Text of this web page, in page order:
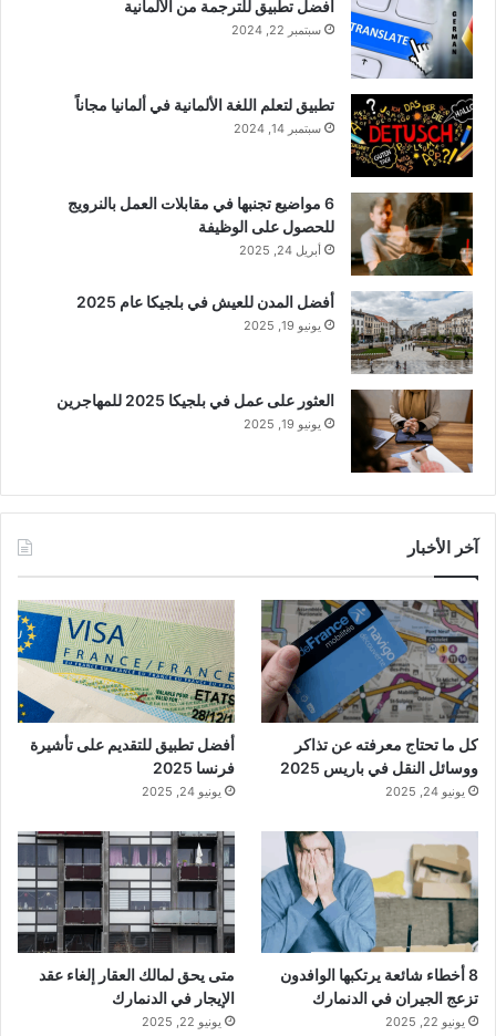
أفضل تطبيق للترجمة من الألمانية
سبتمبر 22, 2024
تطبيق لتعلم اللغة الألمانية في ألمانيا مجاناً
سبتمبر 14, 2024
6 مواضيع تجنبها في مقابلات العمل بالنرويج
للحصول على الوظيفة
أبريل 24, 2025
أفضل المدن للعيش في بلجيكا عام 2025
يونيو 19, 2025
العثور على عمل في بلجيكا 2025 للمهاجرين
يونيو 19, 2025
آخر الأخبار
كل ما تحتاج معرفته عن تذاكر
ووسائل النقل في باريس 2025
يونيو 24, 2025
أفضل تطبيق للتقديم على تأشيرة
فرنسا 2025
يونيو 24, 2025
8 أخطاء شائعة يرتكبها الوافدون
تزعج الجيران في الدنمارك
يونيو 22, 2025
متى يحق لمالك العقار إلغاء عقد
الإيجار في الدنمارك
يونيو 22, 2025